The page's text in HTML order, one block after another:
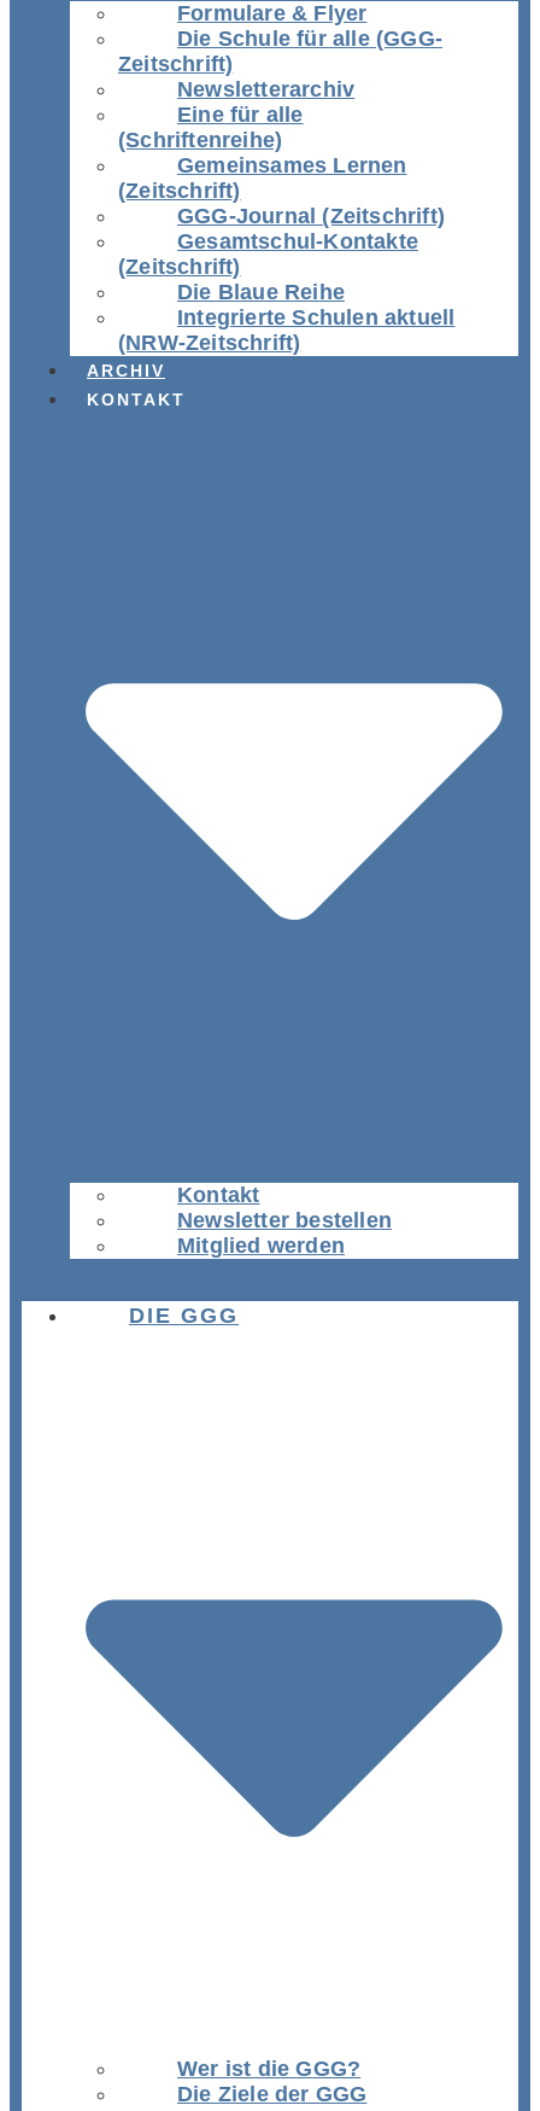
Formulare & Flyer
Die Schule für alle (GGG-
Zeitschrift)
Newsletterarchiv
Eine für alle
(Schriftenreihe)
Gemeinsames Lernen
(Zeitschrift)
GGG-Journal (Zeitschrift)
Gesamtschul-Kontakte
(Zeitschrift)
Die Blaue Reihe
Integrierte Schulen aktuell
(NRW-Zeitschrift)
ARCHIV
KONTAKT
Kontakt
Newsletter bestellen
Mitglied werden
DIE GGG
Wer ist die GGG?
Die Ziele der GGG